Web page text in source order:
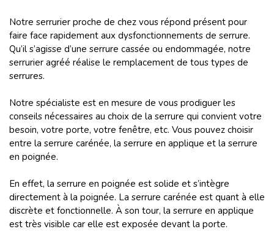
Notre serrurier proche de chez vous répond présent pour
faire face rapidement aux dysfonctionnements de serrure.
Qu’il s’agisse d’une serrure cassée ou endommagée, notre
serrurier agréé réalise le remplacement de tous types de
serrures.
Notre spécialiste est en mesure de vous prodiguer les
conseils nécessaires au choix de la serrure qui convient votre
besoin, votre porte, votre fenêtre, etc. Vous pouvez choisir
entre la serrure carénée, la serrure en applique et la serrure
en poignée.
En effet, la serrure en poignée est solide et s’intègre
directement à la poignée. La serrure carénée est quant à elle
discrète et fonctionnelle. À son tour, la serrure en applique
est très visible car elle est exposée devant la porte.